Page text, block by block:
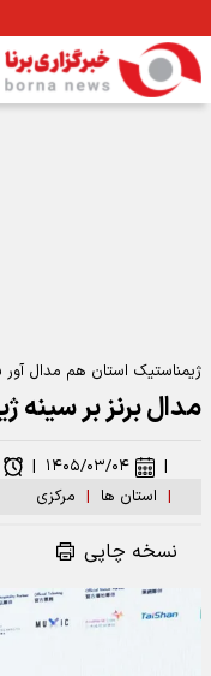
ژیمناستیک استان هم مدال آور
مدال برنز بر سینه
| استان ها | مرکزی
| ۱۴۰۵/۰۳/۰۴ |
نسخه چاپی